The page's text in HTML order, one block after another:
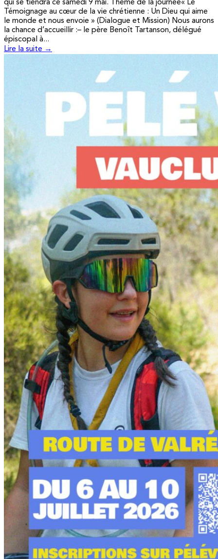
qui se tiendra ce samedi 9 mai. Thème de la journée« Le
Témoignage au cœur de la vie chrétienne : Un Dieu qui aime
le monde et nous envoie » (Dialogue et Mission) Nous aurons
la chance d’accueillir :– le père Benoît Tartanson, délégué
épiscopal à...
Lire la suite →